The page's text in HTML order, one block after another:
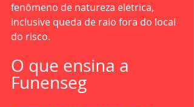
fenômeno de natureza elétrica,
inclusive queda de raio fora do local
do risco.
O que ensina a
Funenseg